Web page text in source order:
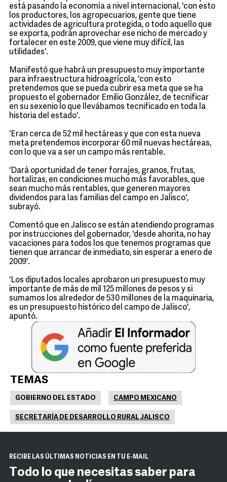
está pasando la economía a nivel internacional, 'con esto
los productores, los agropecuarios, gente que tiene
actividades de agricultura protegida, o todo aquello que
se exporta, podrán aprovechar ese nicho de mercado y
fortalecer en este 2009, que viene muy difícil, las
utilidades'.
Manifestó que habrá un presupuesto muy importante
para infraestructura hidroagrícola, 'con esto
pretendemos que se pueda cubrir esa meta que se ha
propuesto el gobernador Emilio González, de tecnificar
en su sexenio lo que llevábamos tecnificado en toda la
historia del estado'.
'Eran cerca de 52 mil hectáreas y que con esta nueva
meta pretendemos incorporar 60 mil nuevas hectáreas,
con lo que va a ser un campo más rentable.
'Dará oportunidad de tener forrajes, granos, frutas,
hortalizas, en condiciones mucho más favorables, que
sean mucho más rentables, que generen mayores
dividendos para las familias del campo en Jalisco',
subrayó.
Comentó que en Jalisco se están atendiendo programas
por instrucciones del gobernador, 'desde ahorita, no hay
vacaciones para todos los que tenemos programas que
tienen que arrancar de inmediato, sin esperar a enero de
2009'.
'Los diputados locales aprobaron un presupuesto muy
importante de más de mil 125 millones de pesos y si
sumamos los alrededor de 530 millones de la maquinaria,
es un presupuesto histórico del campo de Jalisco',
apuntó.
TEMAS
GOBIERNO DEL ESTADO CAMPO MEXICANO
SECRETARÍA DE DESARROLLO RURAL JALISCO
RECIBE LAS ÚLTIMAS NOTICIAS EN TU E-MAIL
Todo lo que necesitas saber para